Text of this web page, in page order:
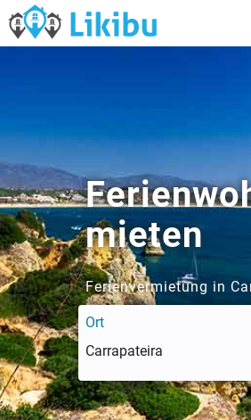
mieten
Ferienvermietung in
Ort